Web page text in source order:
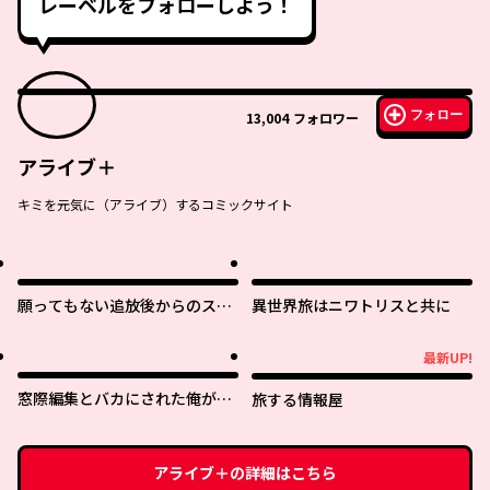
13,004 フォロワー フォロー
アライブ＋
キミを元気に（アライブ）するコミックサイト
願ってもない追放後からのスロ
り行きで美少女ギャルの師匠に
なったらなぜかめちゃくちゃ懐
かれた〜
異世界旅はニワトリスと共に
窓際編集とバカにされた俺が、
た
最新UP!
旅する情報屋
アライブ＋の詳細はこちら